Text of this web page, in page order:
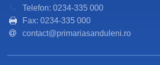
Telefon: 0234-335 000
Fax: 0234-335 000
contact@primariasanduleni.ro